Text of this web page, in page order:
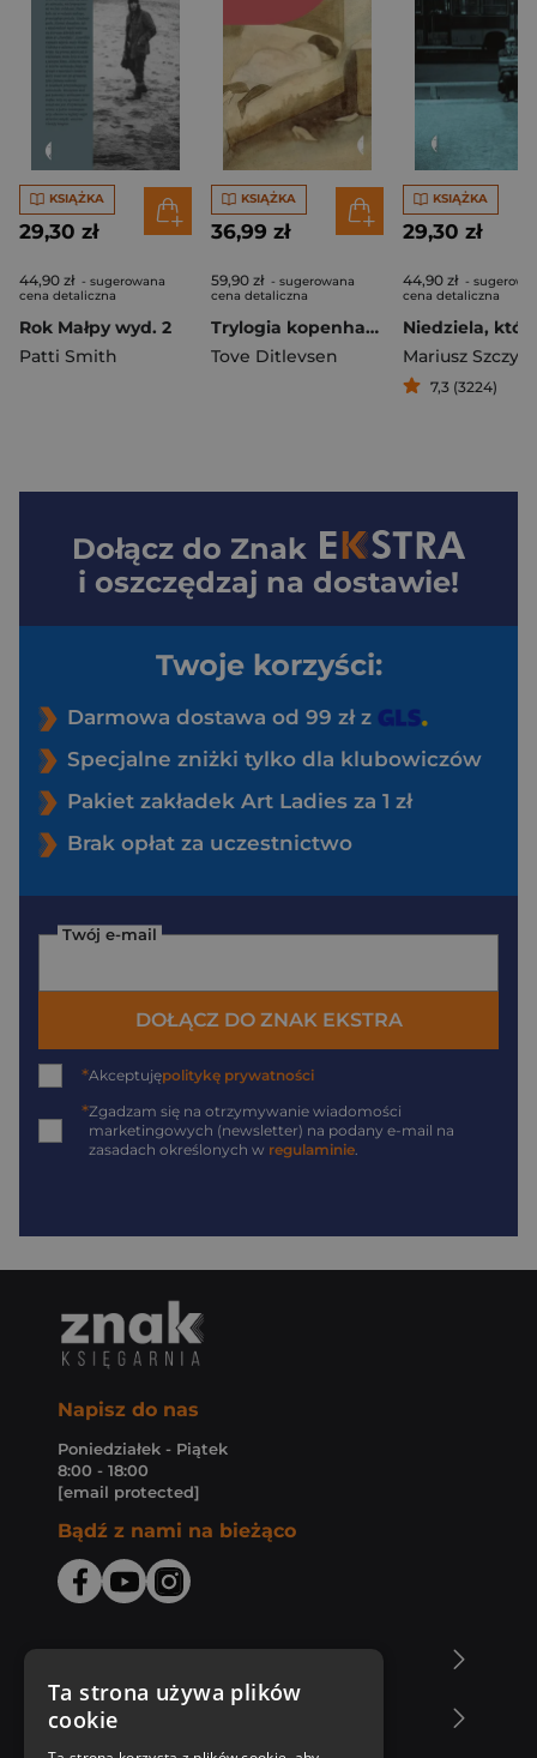
KSIĄŻKA
29,30 zł
44,90 zł - sugerowana
cena detaliczna
Rok Małpy wyd. 2
Patti Smith
KSIĄŻKA
36,99 zł
59,90 zł - sugerowana
cena detaliczna
Trylogia kopenhaska wyd. 3
Tove Ditlevsen
KSIĄŻKA
29,30 zł
44,90 zł -
cena detaliczna
Mariusz
7,3 (3224)
Dołącz do Znak
i oszczędzaj na dostawie!
Twoje korzyści:
Darmowa dostawa od 99 zł z
Specjalne zniżki tylko dla klubowiczów
Pakiet zakładek Art Ladies za 1 zł
Brak opłat za uczestnictwo
Twój e-mail
DOŁĄCZ DO ZNAK EKSTRA
*Akceptujępolitykę prywatności
*Zgadzam się na otrzymywanie wiadomości
marketingowych (newsletter) na podany e-mail na
zasadach określonych w regulaminie
Napisz do nas
Poniedziałek - Piątek
8:00 - 18:00
[email protected]
Bądź z nami na bieżąco
Zakupy u nas
Ta strona używa plików
cookie